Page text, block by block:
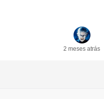
2 meses atrás